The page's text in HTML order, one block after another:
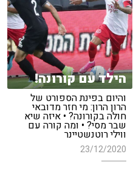
הילד עם קורונה!
והיום בפינת הספורט של
הרון הרון: מי חזר מדובאי
חולה בקורונה? • איזה שיא
שבר מסי? • ומה קורה עם
ווילי רוטנשטיינר
23/12/2020